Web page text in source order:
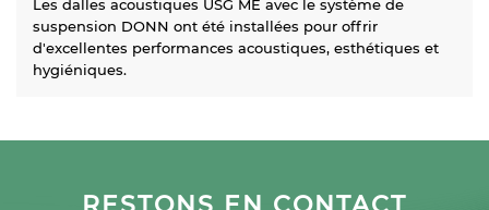
Les dalles acoustiques USG ME avec le système de
suspension DONN ont été installées pour offrir
d'excellentes performances acoustiques, esthétiques et
hygiéniques.